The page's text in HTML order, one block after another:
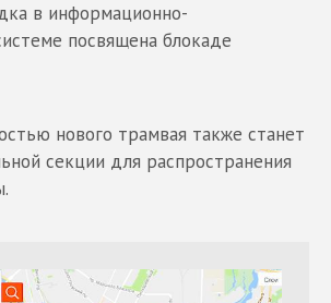
в информационно-
посвящена блокаде
нового трамвая также станет
секции для распространения